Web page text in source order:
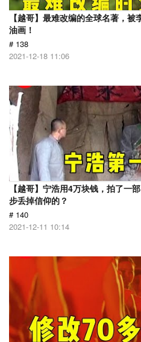
【越哥】最难改编的全球名著，
油画！
# 138
2021-12-18 11:06
【越哥】宁浩用4万块钱，拍了一
步丢掉信仰的？
# 140
2021-12-11 10:14